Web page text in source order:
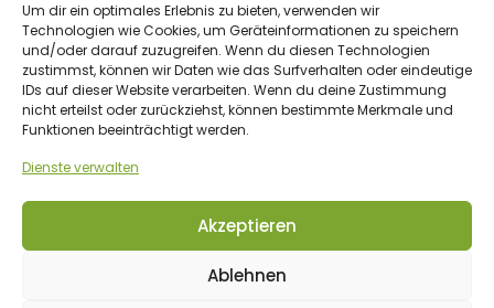
Um dir ein optimales Erlebnis zu bieten, verwenden wir
Technologien wie Cookies, um Geräteinformationen zu speichern
und/oder darauf zuzugreifen. Wenn du diesen Technologien
zustimmst, können wir Daten wie das Surfverhalten oder eindeutige
IDs auf dieser Website verarbeiten. Wenn du deine Zustimmung
nicht erteilst oder zurückziehst, können bestimmte Merkmale und
Funktionen beeinträchtigt werden.
Dienste verwalten
Akzeptieren
Ablehnen
Versand & Zahlungsinformationen
Kundenkonto
ÜBER UNS / RECHTLICHES